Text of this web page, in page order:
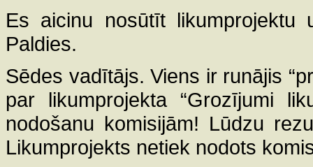
Es aicinu nosūtīt likumprojektu
Paldies.
Sēdes vadītājs. Viens ir runājis
par likumprojekta “Grozījumi
nodošanu komisijām! Lūdzu
Likumprojekts netiek nodots